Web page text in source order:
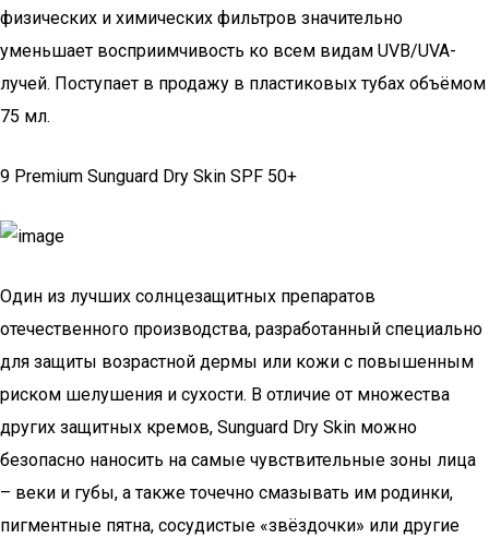
физических и химических фильтров значительно
уменьшает восприимчивость ко всем видам UVB/UVA-
лучей. Поступает в продажу в пластиковых тубах объёмом
75 мл.
9 Premium Sunguard Dry Skin SPF 50+
Один из лучших солнцезащитных препаратов
отечественного производства, разработанный специально
для защиты возрастной дермы или кожи с повышенным
риском шелушения и сухости. В отличие от множества
других защитных кремов, Sunguard Dry Skin можно
безопасно наносить на самые чувствительные зоны лица
– веки и губы, а также точечно смазывать им родинки,
пигментные пятна, сосудистые «звёздочки» или другие